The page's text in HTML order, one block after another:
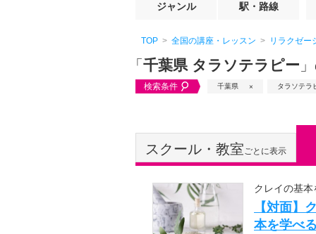
ジャンル 駅・路線
TOP 全国の講座・レッスン リラクゼー
「 千葉県 タラソテラピー
検索条件 千葉県 タラソテラ
スクール・教室ごとに表示
クレイの基
【対面】
本を学べ